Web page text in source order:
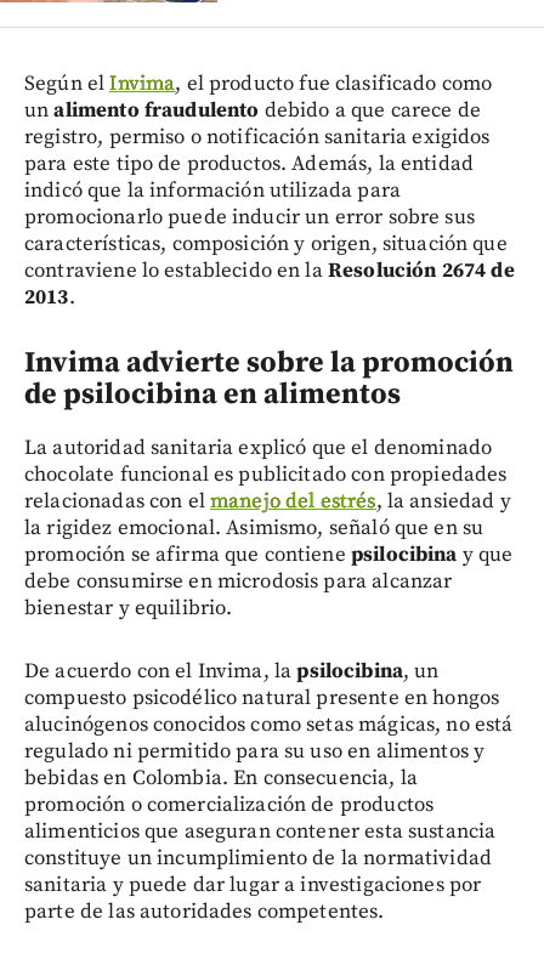
Según elInvima, el producto fue clasificado como
unalimento fraudulento debido a que carece de
registro, permiso o notificación sanitaria exigidos
para este tipo de productos. Además, la entidad
indicó que la información utilizada para
promocionarlo puede inducir un error sobre sus
características, composición y origen, situación que
contraviene lo establecido en laResolución 2674 de
2013.
Invima advierte sobre la promoción
de psilocibina en alimentos
La autoridad sanitaria explicó que el denominado
chocolate funcional es publicitado con propiedades
relacionadas con elmanejo del estrés, la ansiedad y
la rigidez emocional. Asimismo, señaló que en su
promoción se afirma que contiene psilocibina y que
debe consumirse en microdosis para alcanzar
bienestar y equilibrio.
De acuerdo con el Invima, lapsilocibina, un
compuesto psicodélico natural presente en hongos
alucinógenos conocidos como setas mágicas, no está
regulado ni permitido para su uso en alimentos y
bebidas en Colombia. En consecuencia, la
promoción o comercialización de productos
alimenticios que aseguran contener esta sustancia
constituye un incumplimiento de la normatividad
sanitaria y puede dar lugar a investigaciones por
parte de las autoridades competentes.